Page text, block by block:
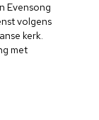
Evensong
volgens
kerk.
met